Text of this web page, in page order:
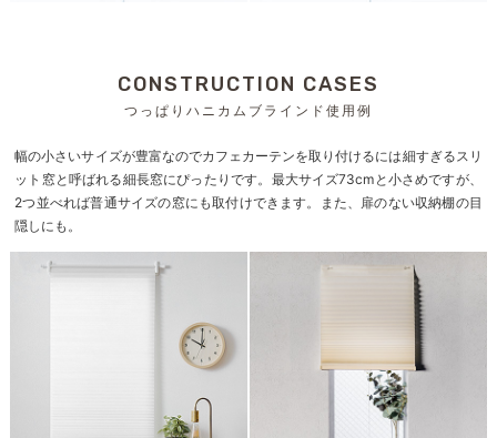
CONSTRUCTION CASES
つっぱりハニカムブラインド使用例
幅の小さいサイズが豊富なのでカフェカーテンを取り付けるには細すぎるスリ
ット窓と呼ばれる細長窓にぴったりです。最大サイズ73cmと小さめですが、
2つ並べれば普通サイズの窓にも取付けできます。また、扉のない収納棚の目
隠しにも。